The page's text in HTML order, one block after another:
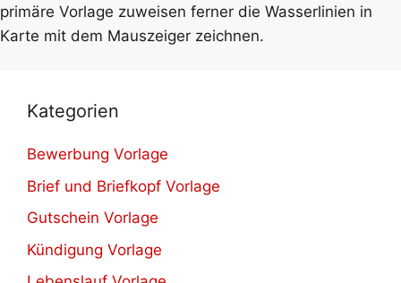
primäre Vorlage zuweisen ferner die Wasserlinien in
Karte mit dem Mauszeiger zeichnen.
Kategorien
Bewerbung Vorlage
Brief und Briefkopf Vorlage
Gutschein Vorlage
Kündigung Vorlage